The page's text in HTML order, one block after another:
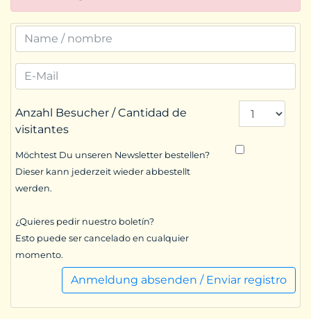
Anzahl Besucher / Cantidad de
visitantes
Möchtest Du unseren Newsletter bestellen?
Dieser kann jederzeit wieder abbestellt
werden.
¿Quieres pedir nuestro boletín?
Esto puede ser cancelado en cualquier
momento.
Anmeldung absenden / Enviar registro